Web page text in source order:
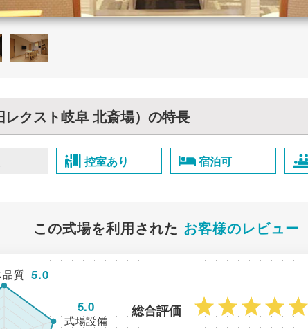
クスト岐阜 北斎場）の特長
控室あり 宿泊可
この式場を利用された お客様のレビュー
質 5.0
式場設備
5.0 総合評価